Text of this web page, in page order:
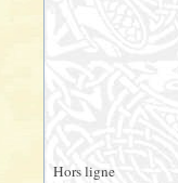
Hors ligne